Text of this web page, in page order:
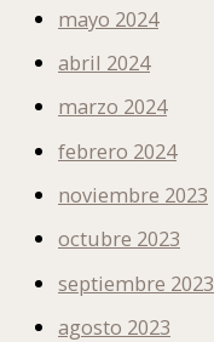
mayo 2024
abril 2024
marzo 2024
febrero 2024
noviembre 2023
octubre 2023
septiembre 2023
agosto 2023